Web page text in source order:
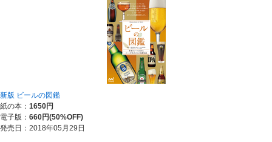
新版 ビールの図鑑
紙の本： 1650円
電子版： 660円(50%OFF)
発売日：2018年05月29日